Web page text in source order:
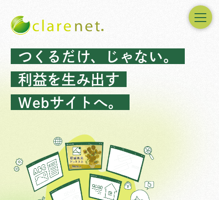
つくるだけ、じゃない。
利益を生み出す
Webサイトへ。